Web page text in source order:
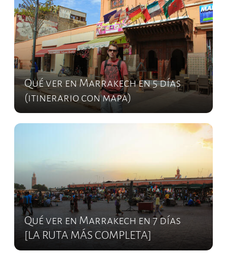
Qué ver en Marrakech en 5 días
(itinerario con mapa)
Qué ver en Marrakech en 7 días
[LA RUTA MÁS COMPLETA]